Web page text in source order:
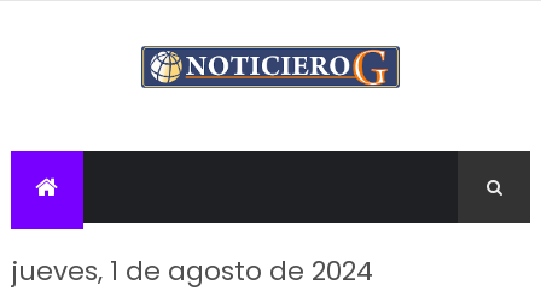
jueves, 1 de agosto de 2024